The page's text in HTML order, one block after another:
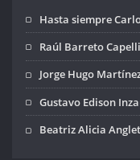
Hasta siempre
Raúl Barreto Capelli
Jorge Hugo
Gustavo Edison
Beatriz Alicia